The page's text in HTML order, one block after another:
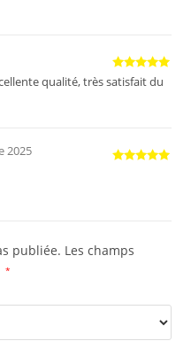
Note5sur
qualité, très satisfait du
2025
publiée. Les champs
*